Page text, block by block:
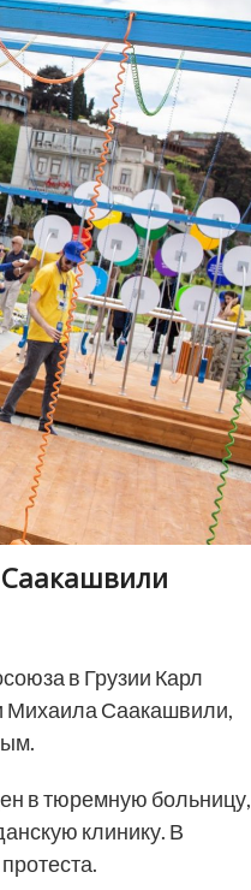
в Грузии Карл
Михаила Саакашвили,
в тюремную больницу,
клинику. В